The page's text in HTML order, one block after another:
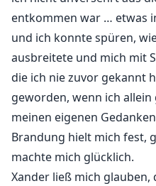
entkommen war … etwas
und ich konnte spüren,
ausbreitete und mich mit
die ich nie zuvor gekannt
geworden, wenn ich
meinen eigenen
Brandung hielt mich fest,
machte mich glücklich.
Xander ließ mich glauben,